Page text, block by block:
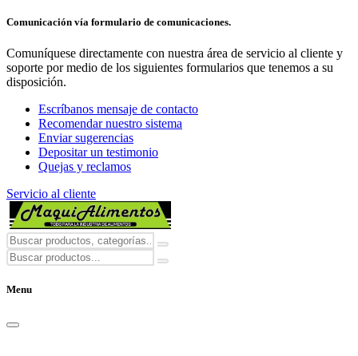
Comunicación vía formulario de comunicaciones.
Comuníquese directamente con nuestra área de servicio al cliente y
soporte por medio de los siguientes formularios que tenemos a su
disposición.
Escríbanos mensaje de contacto
Recomendar nuestro sistema
Enviar sugerencias
Depositar un testimonio
Quejas y reclamos
Servicio al cliente
Menu